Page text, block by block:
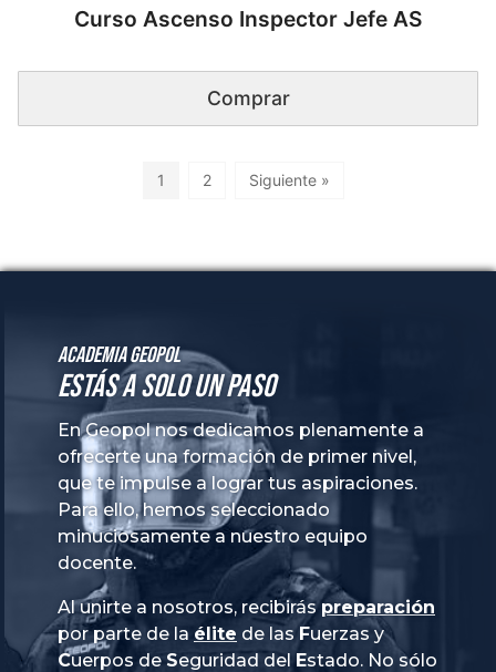
Academia GeoPol
Estás a solo un paso
En Geopol nos dedicamos plenamente a
ofrecerte una formación de primer nivel,
que te impulse a lograr tus aspiraciones.
Para ello, hemos seleccionado
minuciosamente a nuestro equipo
docente.
Al unirte a nosotros, recibiráspreparación
por parte de la élite de las Fuerzas y
Cuerpos de Seguridad del Estado. No sólo